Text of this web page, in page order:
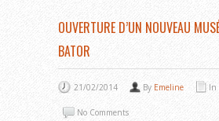
OUVERTURE D’UN NOUVEAU
BATOR
21/02/2014 By Emeline In
No Comments